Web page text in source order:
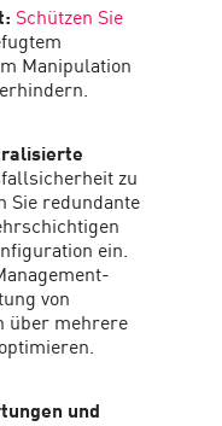
Schützen Sie
Manipulation
zu
Sie redundante
ein.
von
über mehrere
und